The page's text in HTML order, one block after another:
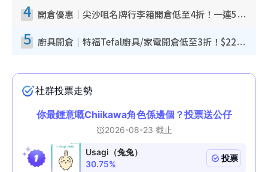
4 開倉優惠｜尖沙咀名牌行李箱開倉低至4折！一連5日 American Tourister/ace./Hallmark $200起！
5 廚具開倉｜特福Tefal廚具/家電開倉低至3折！$220起買平底鍋/炒鑊/湯煲！電飯煲/吸塵機/燙斗$418起